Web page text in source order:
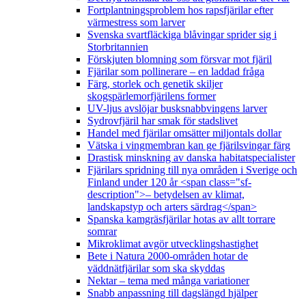
Fortplantningsproblem hos rapsfjärilar efter
värmestress som larver
Svenska svartfläckiga blåvingar sprider sig i
Storbritannien
Förskjuten blomning som försvar mot fjäril
Fjärilar som pollinerare – en laddad fråga
Färg, storlek och genetik skiljer
skogspärlemorfjärilens former
UV-ljus avslöjar busksnabbvingens larver
Sydrovfjäril har smak för stadslivet
Handel med fjärilar omsätter miljontals dollar
Vätska i vingmembran kan ge fjärilsvingar färg
Drastisk minskning av danska habitatspecialister
Fjärilars spridning till nya områden i Sverige och
Finland under 120 år <span class="sf-
description">– betydelsen av klimat,
landskapstyp och arters särdrag</span>
Spanska kamgräsfjärilar hotas av allt torrare
somrar
Mikroklimat avgör utvecklingshastighet
Bete i Natura 2000-områden hotar de
väddnätfjärilar som ska skyddas
Nektar – tema med många variationer
Snabb anpassning till dagslängd hjälper